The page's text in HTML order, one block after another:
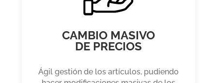
CAMBIO MASIVO
DE PRECIOS
Ágil gestión de los artículos, pudiendo